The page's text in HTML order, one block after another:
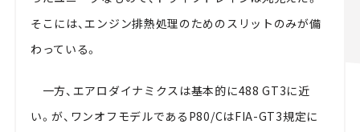
そこには、エンジン排熱処理のためのスリットのみが備
わっている。
一方、エアロダイナミクスは基本的に488 GT3に近
い。が、ワンオフモデルであるP80/CはFIA-GT3規定に